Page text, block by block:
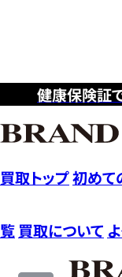
健康保険証
買取トップ初めて
覧 買取について